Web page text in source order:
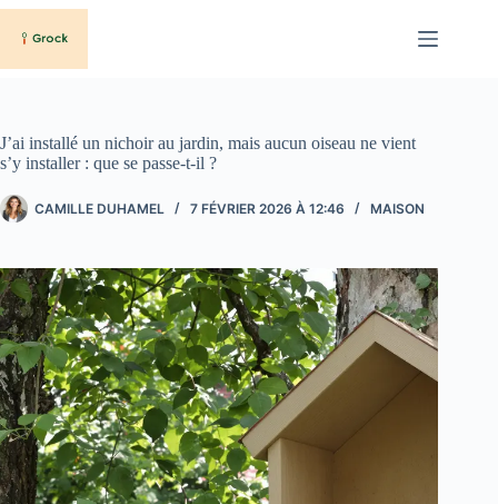
Passer
contenu
J’ai installé un nichoir au jardin, mais aucun oiseau ne vient
s’y installer : que se passe-t-il ?
CAMILLE DUHAMEL 7 FÉVRIER 2026 À 12:46 MAISON